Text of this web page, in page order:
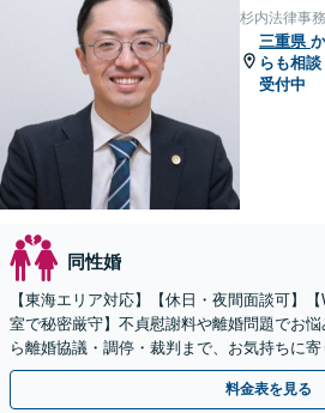
杉内法律事
三重県 か
らも相談
受付中
同性婚
【東海エリア対応】【休日・夜間面談可】
室で秘密厳守】不貞慰謝料や離婚問題でお
ら離婚協議・調停・裁判まで、お気持ちに
ートいたします。
料金表を見る